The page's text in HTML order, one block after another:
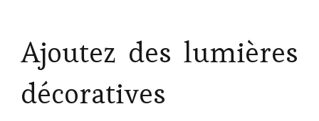
Ajoutez des lumières
décoratives